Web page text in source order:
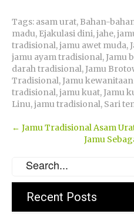
Tags: asam urat, Bahan-
madu, Ejakulasi dini,jahe,
tradisional,jamu awet muda,
jamu ayam tradisional,Jamu
darah tradisional,Jamu
Tradisional,Jamu
tradisional,jamu kuat,Jamu
Linu,jamu tradisional, Sari
Post
← Jamu Tradisional Asam
Jamu
Recent Posts